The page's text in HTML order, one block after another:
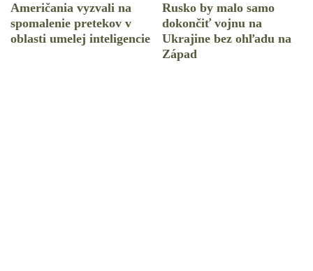
Američania vyzvali na
spomalenie pretekov v
oblasti umelej inteligencie
Rusko by malo samo
dokončiť vojnu na
Ukrajine bez ohľadu na
Západ